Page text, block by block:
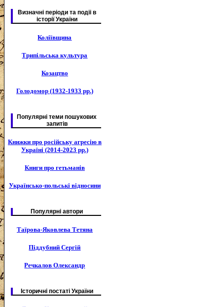
Визначні періоди та подіі в
історії України
Коліївщина
Трипільська культура
Козацтво
Голодомор (1932-1933 рр.)
Популярні теми пошукових
запитів
Книжки про російську агресію в
Україні (2014-2023 рр.)
Книги про гетьманів
Українсько-польські відносини
Популярні автори
Таїрова-Яковлева Тетяна
Піддубний Сергій
Речкалов Олександр
Історичні постаті України